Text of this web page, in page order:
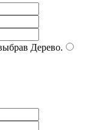
Дерево.